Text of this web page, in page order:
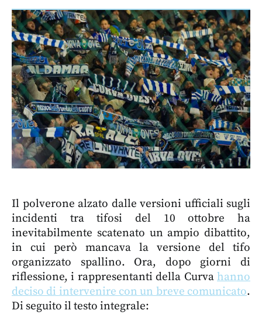
Il polverone alzato dalle versioni ufficiali sugli
incidenti tra tifosi del 10 ottobre ha
inevitabilmente scatenato un ampio dibattito,
in cui però mancava la versione del tifo
organizzato spallino. Ora, dopo giorni di
riflessione, i rappresentanti della Curva hanno
deciso di intervenire con un breve comunicato.
Di seguito il testo integrale: